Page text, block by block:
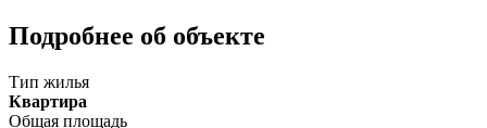
Подробнее об объекте
Тип жилья
Квартира
Общая площадь